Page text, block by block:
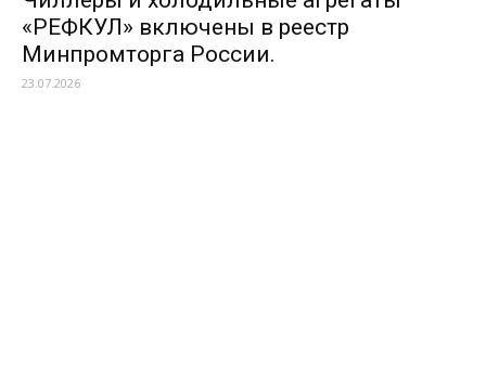
«РЕФКУЛ» включены в реестр
Минпромторга России.
23.07.2026